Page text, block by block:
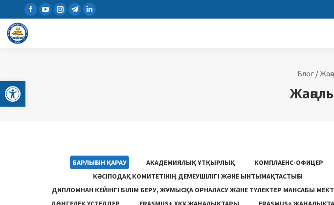
Open toolbar
Блог/
БАРЛЫҒЫН ҚАРАУ АКАДЕМИЯЛЫҚ ҰТҚЫРЛЫҚ
КОМПЛАЕНС-ОФИЦЕР
КӘСІПОДАҚ КОМИТЕТІНІҢ ДЕМЕУШІЛІГІ ЖӘНЕ ЫНТЫМАҚТАСТЫҒЫ
ДИПЛОМНАН КЕЙІНГІ БІЛІМ БЕРУ, ЖҰМЫСҚА ОРНАЛАСУ ЖƏНЕ ТҮЛЕКТЕР МАНСАБЫ